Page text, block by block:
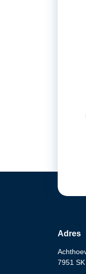
Adres
7951